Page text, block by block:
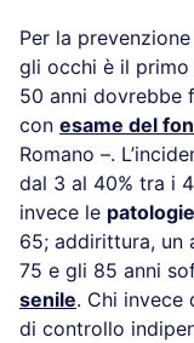
Per la
gli occhi è il
50 anni dovrebbe
con esame del
Romano –.
dal 3 al 40% tra i
invece le
65; addirittura, un
75 e gli 85 anni
senile. Chi invece
di controllo